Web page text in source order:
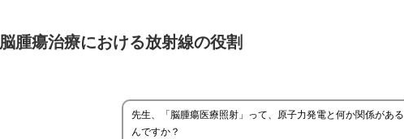
脳腫瘍治療における放射線の役割
先生、「脳腫瘍医療照射」って、原子力発電と何か関係がある
んですか？